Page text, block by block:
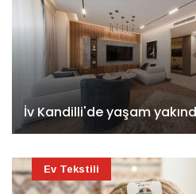
İv Kandilli'de yaşam
Ev Tekstili